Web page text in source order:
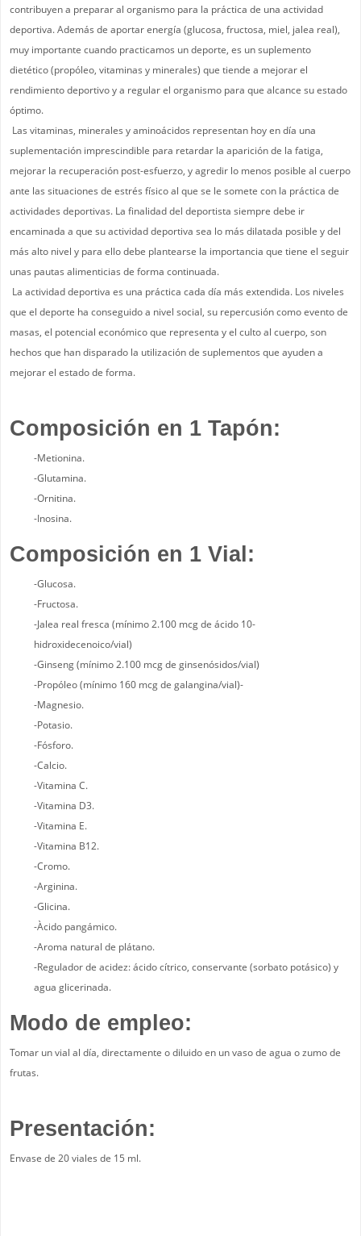
contribuyen a preparar al organismo para la práctica de una actividad
deportiva. Además de aportar energía (glucosa, fructosa, miel, jalea real),
muy importante cuando practicamos un deporte, es un suplemento
dietético (propóleo, vitaminas y minerales) que tiende a mejorar el
rendimiento deportivo y a regular el organismo para que alcance su estado
óptimo.
Las vitaminas, minerales y aminoácidos representan hoy en día una
suplementación imprescindible para retardar la aparición de la fatiga,
mejorar la recuperación post-esfuerzo, y agredir lo menos posible al cuerpo
ante las situaciones de estrés físico al que se le somete con la práctica de
actividades deportivas. La finalidad del deportista siempre debe ir
encaminada a que su actividad deportiva sea lo más dilatada posible y del
más alto nivel y para ello debe plantearse la importancia que tiene el seguir
unas pautas alimenticias de forma continuada.
La actividad deportiva es una práctica cada día más extendida. Los niveles
que el deporte ha conseguido a nivel social, su repercusión como evento de
masas, el potencial económico que representa y el culto al cuerpo, son
hechos que han disparado la utilización de suplementos que ayuden a
mejorar el estado de forma.
Composición en 1 Tapón:
-Metionina.
-Glutamina.
-Ornitina.
-Inosina.
Composición en 1 Vial:
-Glucosa.
-Fructosa.
-Jalea real fresca (mínimo 2.100 mcg de ácido 10-
hidroxidecenoico/vial)
-Ginseng (mínimo 2.100 mcg de ginsenósidos/vial)
-Propóleo (mínimo 160 mcg de galangina/vial)-
-Magnesio.
-Potasio.
-Fósforo.
-Calcio.
-Vitamina C.
-Vitamina D3.
-Vitamina E.
-Vitamina B12.
-Cromo.
-Arginina.
-Glicina.
-Àcido pangámico.
-Aroma natural de plátano.
-Regulador de acidez: ácido cítrico, conservante (sorbato potásico) y
agua glicerinada.
Modo de empleo:
Tomar un vial al día, directamente o diluido en un vaso de agua o zumo de
frutas.
Presentación:
Envase de 20 viales de 15 ml.